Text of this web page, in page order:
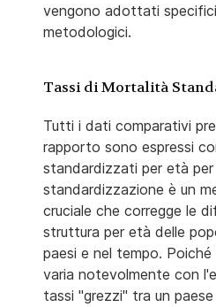
vengono adottati
metodologici.
Tassi di Mortalità
Tutti i dati comparativi
rapporto sono espressi
standardizzati per età
standardizzazione è un
cruciale che corregge le
struttura per età delle
paesi e nel tempo.
varia notevolmente con
tassi "grezzi" tra un